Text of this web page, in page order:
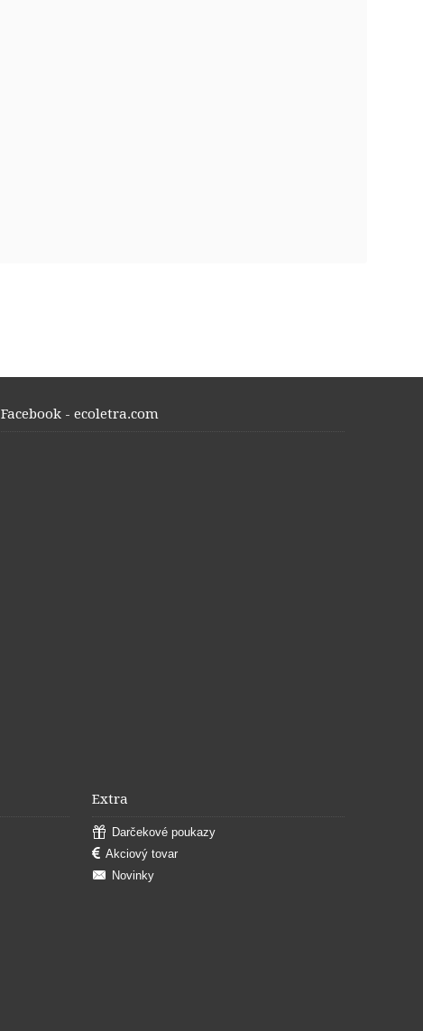
Facebook - ecoletra.com
Extra
Darčekové poukazy
Akciový tovar
Novinky